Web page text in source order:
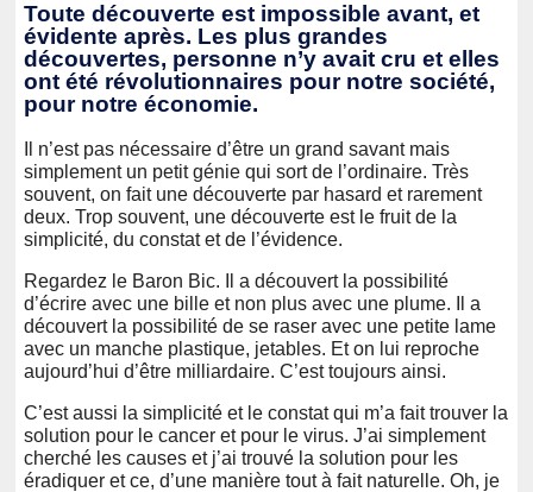
Toute découverte est impossible avant, et
évidente après. Les plus grandes
découvertes, personne n’y avait cru et elles
ont été révolutionnaires pour notre société,
pour notre économie.
Il n’est pas nécessaire d’être un grand savant mais
simplement un petit génie qui sort de l’ordinaire. Très
souvent, on fait une découverte par hasard et rarement
deux. Trop souvent, une découverte est le fruit de la
simplicité, du constat et de l’évidence.
Regardez le Baron Bic. Il a découvert la possibilité
d’écrire avec une bille et non plus avec une plume. Il a
découvert la possibilité de se raser avec une petite lame
avec un manche plastique, jetables. Et on lui reproche
aujourd’hui d’être milliardaire. C’est toujours ainsi.
C’est aussi la simplicité et le constat qui m’a fait trouver la
solution pour le cancer et pour le virus. J’ai simplement
cherché les causes et j’ai trouvé la solution pour les
éradiquer et ce, d’une manière tout à fait naturelle. Oh, je